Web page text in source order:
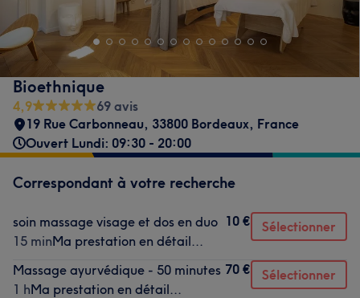
Bioethnique
4,9
69 avis
19 Rue Carbonneau, 33800 Bordeaux, France
Ouvert Lundi: 09:30 - 20:00
Correspondant à votre recherche
soin massage visage et dos en duo
15 minMa prestation en détail...
10 € Sélectionner
Massage ayurvédique - 50 minutes
1 hMa prestation en détail...
70 € Sélectionner